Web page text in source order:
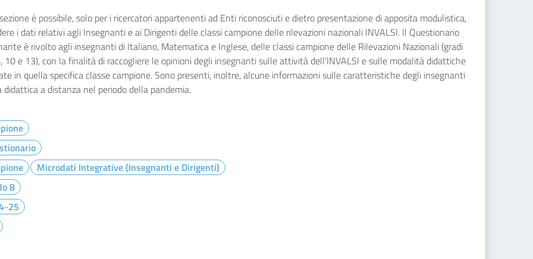
è possibile, solo per i ricercatori appartenenti ad Enti riconosciuti e dietro presentazione di apposita modulistica,
i dati relativi agli Insegnanti e ai Dirigenti delle classi campione delle rilevazioni nazionali INVALSI. Il Questionario
è rivolto agli insegnanti di Italiano, Matematica e Inglese, delle classi campione delle Rilevazioni Nazionali (gradi
10 e 13), con la finalità di raccogliere le opinioni degli insegnanti sulle attività dell’INVALSI e sulle modalità didattiche
in quella specifica classe campione. Sono presenti, inoltre, alcune informazioni sulle caratteristiche degli insegnanti
didattica a distanza nel periodo della pandemia.
Microdati Integrative (Insegnanti e Dirigenti)
8
25